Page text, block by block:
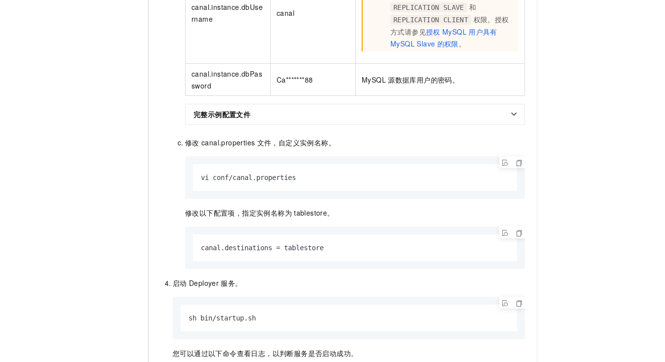
canal.instance.dbUse
rname
canal
REPLICATION SLAVE 和
REPLICATION CLIENT
权限。授权
方式请参见授权 MySQL 用户具有
MySQL Slave 的权限 。
canal.instance.dbPas
sword
Ca*******88 MySQL 源数据库用户的密码。
完整示例配置文件
修改 canal.properties 文件，自定义实例名称。
vi conf/canal.properties
修改以下配置项，指定实例名称为 tablestore。
canal.destinations = tablestore
启动 Deployer 服务。
sh bin/startup.sh
您可以通过以下命令查看日志，以判断服务是否启动成功。